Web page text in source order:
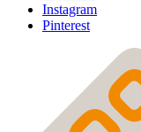
Instagram
Pinterest